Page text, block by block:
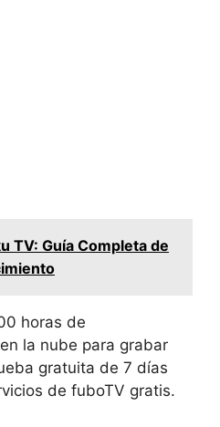
TV: Guía Completa de
horas de
la nube para grabar
gratuita de 7 días
de fuboTV gratis.